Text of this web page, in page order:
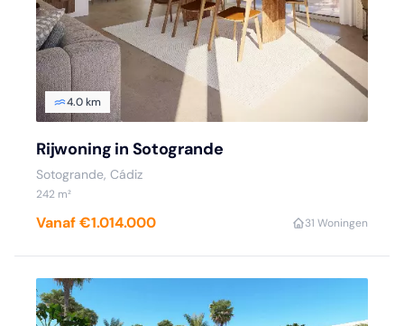
4.0 km
Rijwoning in Sotogrande
Sotogrande, Cádiz
242 m²
Vanaf €1.014.000 31 Woningen